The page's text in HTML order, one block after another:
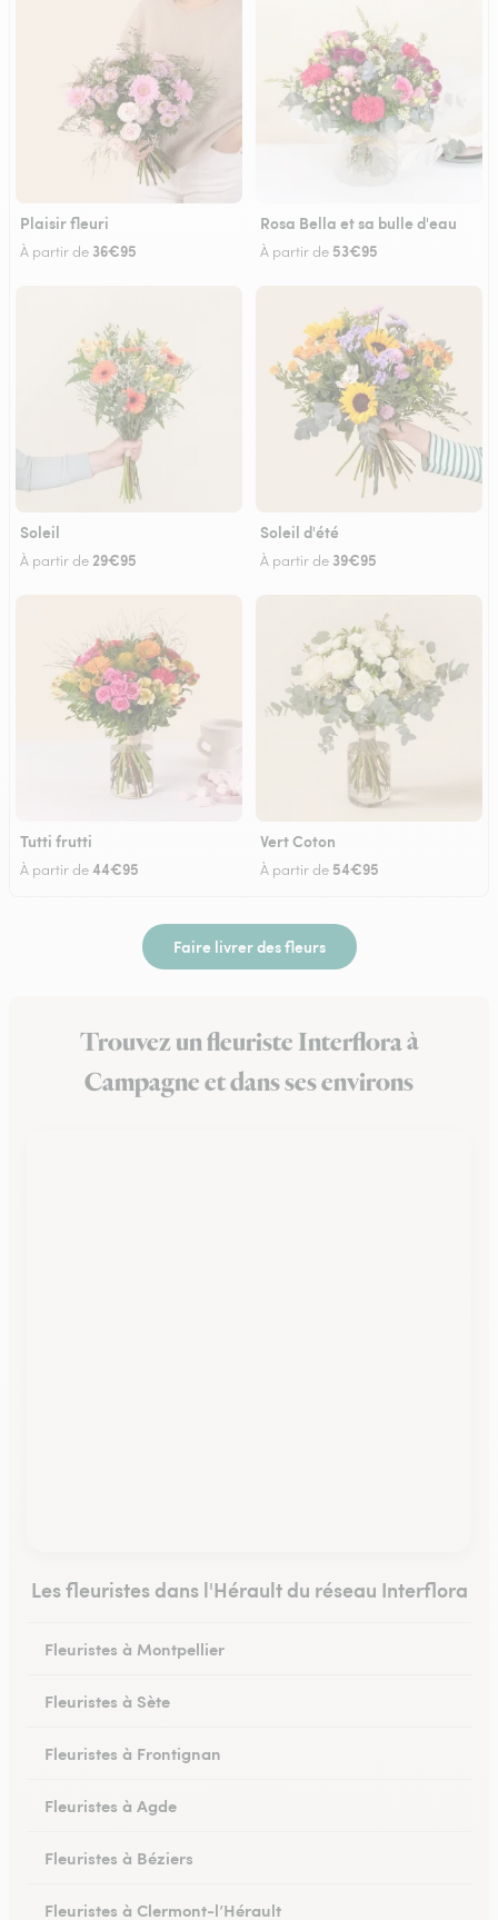
Plaisir fleuri
À partir de 36€95
Rosa Bella et sa bulle d'eau
À partir de 53€95
Soleil
À partir de29€95
Soleil d'été
À partir de 39€95
Tutti frutti
À partir de44€95
Vert Coton
À partir de 54€95
Faire livrer des fleurs
Trouvez un fleuriste Interflora à
Campagne et dans ses environs
Les fleuristes dans l'Hérault du réseau Interflora
Fleuristes à Montpellier
Fleuristes à Sète
Fleuristes à Frontignan
Fleuristes à Agde
Fleuristes à Béziers
Fleuristes à Clermont-l’Hérault